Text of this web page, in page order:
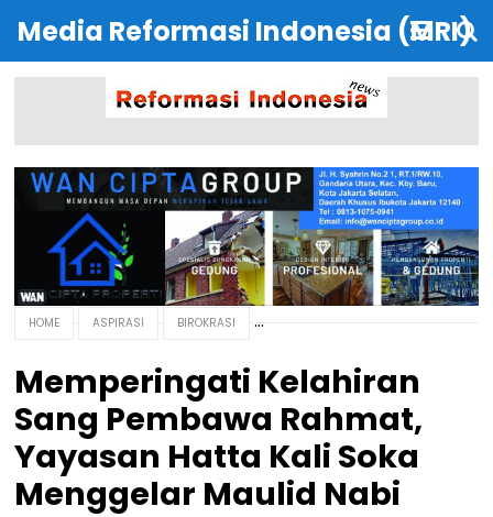
Media Reformasi Indonesia (MRI)
HOME ASPIRASI BIROKRASI
Memperingati Kelahiran
Sang Pembawa Rahmat,
Yayasan Hatta Kali Soka
Menggelar Maulid Nabi